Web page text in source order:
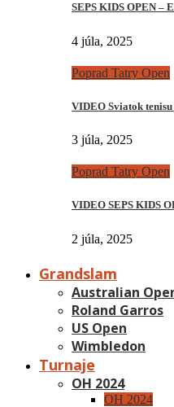
SEPS KIDS OPEN –
4 júla, 2025
Poprad Tatry Open
VIDEO Sviatok
3 júla, 2025
Poprad Tatry Open
VIDEO SEPS KIDS
2 júla, 2025
Grandslam
Australian
Roland Garros
US Open
Wimbledon
Turnaje
OH 2024
OH 2024